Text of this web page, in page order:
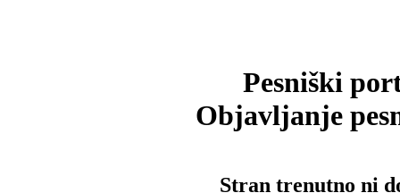
Pesniški
Objavljanje
Stran trenutno ni